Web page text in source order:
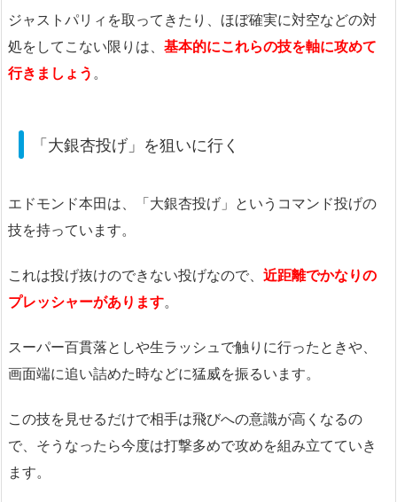
ジャストパリィを取ってきたり、ほぼ確実に対空などの対
処をしてこない限りは、 基本的にこれらの技を軸に攻めて
行きましょう 。
「大銀杏投げ」を狙いに行く
エドモンド本田は、「大銀杏投げ」というコマンド投げの
技を持っています。
これは投げ抜けのできない投げなので、 近距離でかなりの
プレッシャーがあります。
スーパー百貫落としや生ラッシュで触りに行ったときや、
画面端に追い詰めた時などに猛威を振るいます。
この技を見せるだけで相手は飛びへの意識が高くなるの
で、そうなったら今度は打撃多めで攻めを組み立てていき
ます。